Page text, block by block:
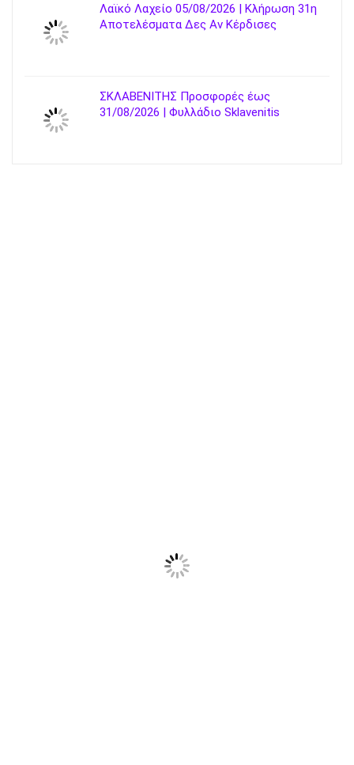
Λαϊκό Λαχείο 05/08/2026 | Κλήρωση 31η
Αποτελέσματα Δες Αν Κέρδισες
ΣΚΛΑΒΕΝΙΤΗΣ Προσφορές έως
31/08/2026 | Φυλλάδιο Sklavenitis